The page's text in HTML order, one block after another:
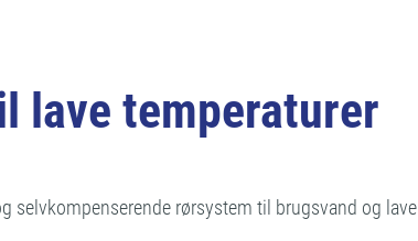
lave temperaturer
selvkompenserende rørsystem til brugsvand og